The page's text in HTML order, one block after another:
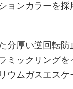
ョンカラーを採
分厚い逆回転防
ミックリングを
ウムガスエス